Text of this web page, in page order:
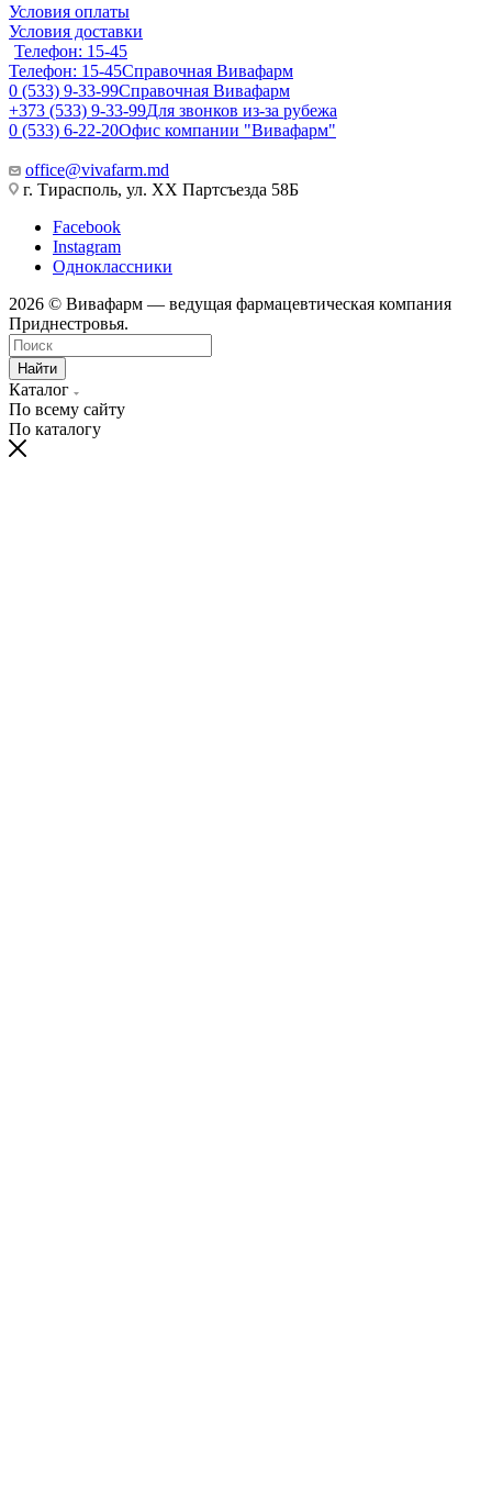
Условия оплаты
Условия доставки
Телефон: 15-45
Телефон: 15-45Справочная Вивафарм
0 (533) 9-33-99Справочная Вивафарм
+373 (533) 9-33-99Для звонков из-за рубежа
0 (533) 6-22-20Офис компании "Вивафарм"
office@vivafarm.md
г. Тирасполь, ул. ХХ Партсъезда 58Б
Facebook
Instagram
Одноклассники
2026 © Вивафарм — ведущая фармацевтическая компания
Приднестровья.
Найти
Каталог
По всему сайту
По каталогу